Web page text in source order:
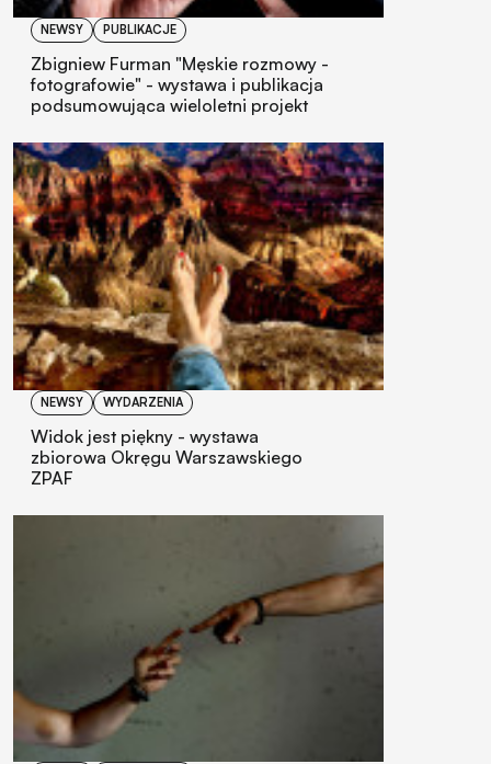
NEWSY PUBLIKACJE
Zbigniew Furman "Męskie rozmowy -
fotografowie" - wystawa i publikacja
podsumowująca wieloletni projekt
NEWSY WYDARZENIA
Widok jest piękny - wystawa
zbiorowa Okręgu Warszawskiego
ZPAF